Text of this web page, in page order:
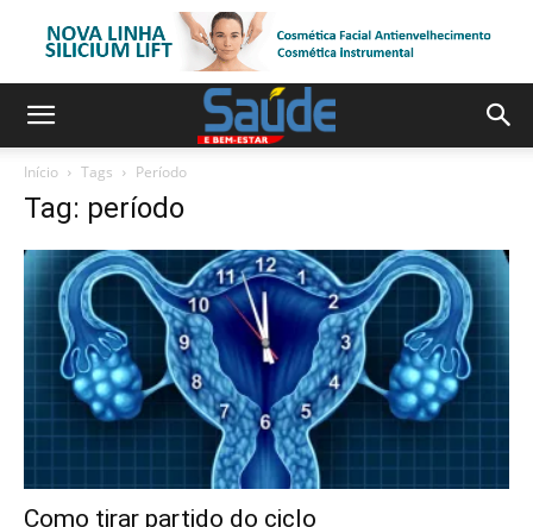
Início Tags Período
Tag: período
Como tirar partido do ciclo